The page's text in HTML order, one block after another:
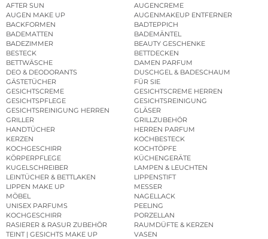
AFTER SUN
AUGENCREME
AUGEN MAKE UP
AUGENMAKEUP ENTFERNER
BACKFORMEN
BADTEPPICH
BADEMATTEN
BADEMÄNTEL
BADEZIMMER
BEAUTY GESCHENKE
BESTECK
BETTDECKEN
BETTWÄSCHE
DAMEN PARFUM
DEO & DEODORANTS
DUSCHGEL & BADESCHAUM
GÄSTETÜCHER
FÜR SIE
GESICHTSCREME
GESICHTSCREME HERREN
GESICHTSPFLEGE
GESICHTSREINIGUNG
GESICHTSREINIGUNG HERREN
GLÄSER
GRILLER
GRILLZUBEHÖR
HANDTÜCHER
HERREN PARFUM
KERZEN
KOCHBESTECK
KOCHGESCHIRR
KOCHTÖPFE
KÖRPERPFLEGE
KÜCHENGERÄTE
KUGELSCHREIBER
LAMPEN & LEUCHTEN
LEINTÜCHER & BETTLAKEN
LIPPENSTIFT
LIPPEN MAKE UP
MESSER
MÖBEL
NAGELLACK
UNISEX PARFUMS
PEELING
KOCHGESCHIRR
PORZELLAN
RASIERER & RASUR ZUBEHÖR
RAUMDÜFTE & KERZEN
TEINT | GESICHTS MAKE UP
VASEN